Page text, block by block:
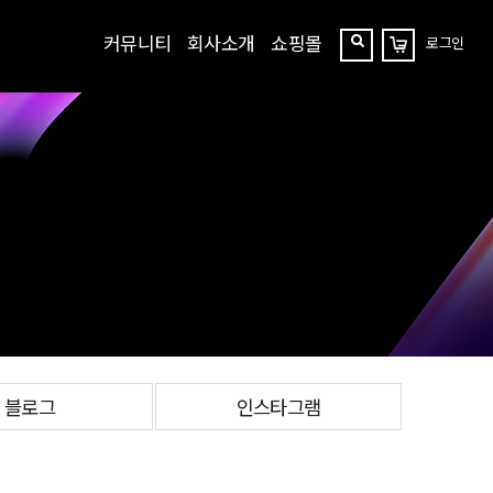
커뮤니티 회사소개 쇼핑몰
찾
장
바
로그인
블로그 인스타그램